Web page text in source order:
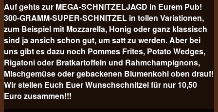
Auf gehts zur MEGA-SCHNITZELJAGD in Eurem Pub!
300-GRAMM-SUPER-SCHNITZEL in tollen Variationen,
zum Beispiel mit Mozzarella, Honig oder ganz klassisch
sind ja ansich schon gut, um satt zu werden. Aber bei
uns gibt es dazu noch Pommes Frites, Potato Wedges,
Rigatoni oder Bratkartoffeln und Rahmchampignons,
Mischgemüse oder gebackenen Blumenkohl oben drauf!
Wir stellen Euch Euer Wunschschnitzel für nur 10,50
Euro zusammen!!!